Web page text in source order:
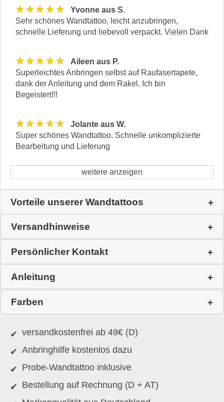
★★★★★
Yvonne aus S.
Sehr schönes Wandtattoo, leicht anzubringen,
schnelle Lieferung und liebevoll verpackt. Vielen Dank
★★★★★
Aileen aus P.
Superleichtes Anbringen selbst auf Raufasertapete,
dank der Anleitung und dem Rakel. Ich bin
Begeistert!!!
★★★★★
Jolante aus W.
Super schönes Wandtattoo. Schnelle unkomplizierte
Bearbeitung und Lieferung
weitere anzeigen
Vorteile unserer Wandtattoos
Versandhinweise
Persönlicher Kontakt
Anleitung
Farben
versandkostenfrei ab 49€ (D)
Anbringhilfe kostenlos dazu
Probe-Wandtattoo inklusive
Bestellung auf Rechnung (D + AT)